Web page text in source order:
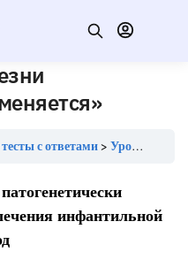
с ответами Урок №46 «при болезни реклингаузена применяется»
инфантильной